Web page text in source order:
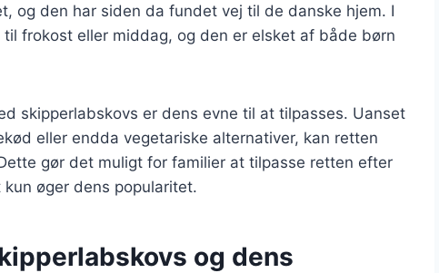
og den har siden da fundet vej til de danske hjem. I
frokost eller middag, og den er elsket af både børn
skipperlabskovs er dens evne til at tilpasses. Uanset
eller endda vegetariske alternativer, kan retten
gør det muligt for familier at tilpasse retten efter
øger dens popularitet.
og dens